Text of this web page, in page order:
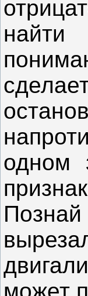
найти
одном
может